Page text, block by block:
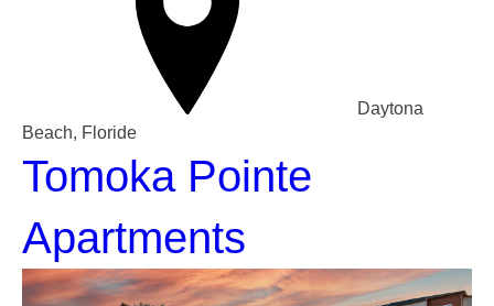
Daytona
Beach, Floride
Tomoka Pointe
Apartments